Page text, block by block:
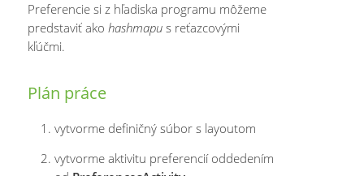
Preferencie si z hľadiska programu môžeme
predstaviť akohashmapu s reťazcovými
kľúčmi.
Plán práce
vytvorme definičný súbor s layoutom
vytvorme aktivitu preferencií oddedením